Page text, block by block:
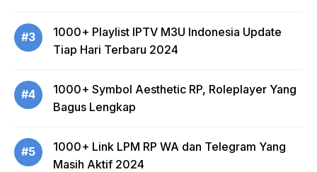
#3
1000+ Playlist IPTV M3U Indonesia Update
Tiap Hari Terbaru 2024
#4
1000+ Symbol Aesthetic RP, Roleplayer Yang
Bagus Lengkap
#5
1000+ Link LPM RP WA dan Telegram Yang
Masih Aktif 2024